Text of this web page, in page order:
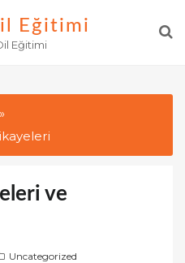
Eğitimi
Eğitimi
ve
Uncategorized